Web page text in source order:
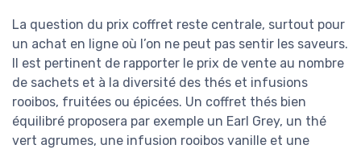
La question du prix coffret reste centrale, surtout pour
un achat en ligne où l’on ne peut pas sentir les saveurs.
Il est pertinent de rapporter le prix de vente au nombre
de sachets et à la diversité des thés et infusions
rooibos, fruitées ou épicées. Un coffret thés bien
équilibré proposera par exemple un Earl Grey, un thé
vert agrumes, une infusion rooibos vanille et une